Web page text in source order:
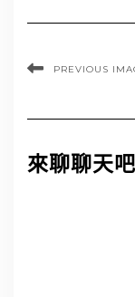
PREVIOUS
來聊聊天吧